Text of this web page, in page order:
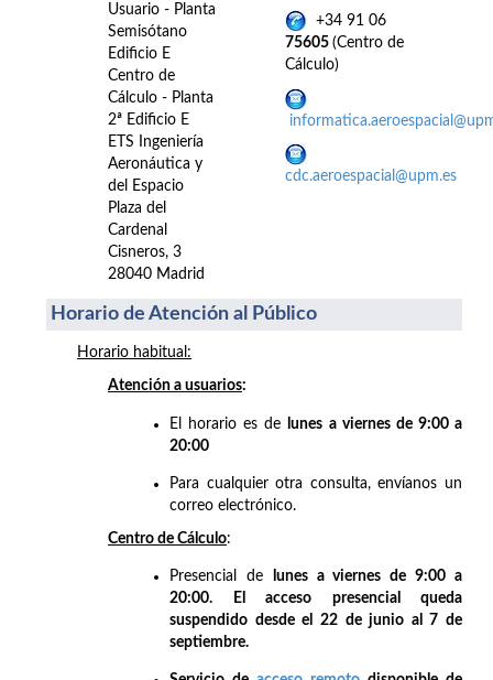
Usuario - Planta
Semisótano
Edificio E
Centro de
Cálculo - Planta
2ª Edificio E
ETS Ingeniería
Aeronáutica y
del Espacio
Plaza del
Cardenal
Cisneros, 3
28040 Madrid
+34 91 06
75605 (Centro de
Cálculo)
cdc.aeroespacial@upm.es
Horario de Atención al Público
Horario habitual:
Atención a usuarios:
El horario es de
lunes a viernes de 9:00 a
20:00
Para cualquier otra consulta, envíanos un
correo electrónico.
Centro de Cálculo:
Presencial de
lunes a viernes de 9:00 a
20:00. El acceso presencial queda
suspendido desde el 22 de junio al 7 de
septiembre.